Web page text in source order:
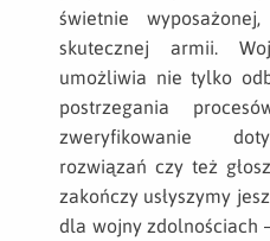
świetnie
skutecznej armii.
umożliwia nie tylko
postrzegania
zweryfikowanie
rozwiązań czy też
zakończy usłyszymy
dla wojny zdolnościach